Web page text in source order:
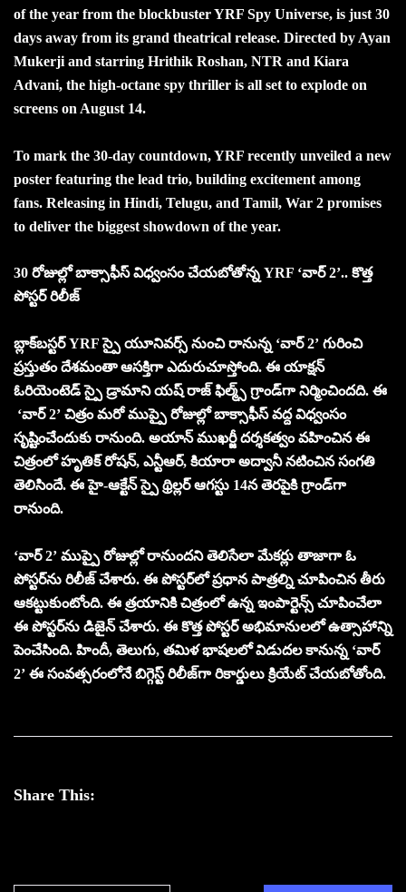
of the year from the blockbuster YRF Spy Universe, is just 30
days away from its grand theatrical release. Directed by Ayan
Mukerji and starring Hrithik Roshan, NTR and Kiara
Advani, the high-octane spy thriller is all set to explode on
screens on August 14.
To mark the 30-day countdown, YRF recently unveiled a new
poster featuring the lead trio, building excitement among
fans. Releasing in Hindi, Telugu, and Tamil, War 2 promises
to deliver the biggest showdown of the year.
30 రోజుల్లో బాక్సాఫీస్ విధ్వంసం చేయబోతోన్న YRF ‘వార్ 2’.. కొత్త
పోస్టర్ రిలీజ్
బ్లాక్‌బస్టర్ YRF స్పై యూనివర్స్ నుంచి రానున్న ‘వార్ 2’ గురించి
ప్రస్తుతం దేశమంతా ఆసక్తిగా ఎదురుచూస్తోంది. ఈ యాక్షన్
ఓరియెంటెడ్ స్పై డ్రామాని యష్ రాజ్ ఫిల్మ్స్ గ్రాండ్‌గా నిర్మించిందది. ఈ
‘వార్ 2’ చిత్రం మరో ముప్పై రోజుల్లో బాక్సాఫీస్ వద్ద విధ్వంసం
సృష్టించేందుకు రానుంది. అయాన్ ముఖర్జీ దర్శకత్వం వహించిన ఈ
చిత్రంలో హృతిక్ రోషన్, ఎన్టీఆర్, కియారా అద్వానీ నటించిన సంగతి
తెలిసిందే. ఈ హై-ఆక్టేన్ స్పై థ్రిల్లర్ ఆగస్టు 14న తెరపైకి గ్రాండ్‌గా
రానుంది.
‘వార్ 2’ ముప్పై రోజుల్లో రానుందని తెలిసేలా మేకర్లు తాజాగా ఓ
పోస్టర్‌ను రిలీజ్ చేశారు. ఈ పోస్టర్‌లో ప్రధాన పాత్రల్ని చూపించిన తీరు
ఆకట్టుకుంటోంది. ఈ త్రయానికి చిత్రంలో ఉన్న ఇంపార్టెన్స్ చూపించేలా
ఈ పోస్టర్‌ను డిజైన్ చేశారు. ఈ కొత్త పోస్టర్‌ అభిమానులలో ఉత్సాహాన్ని
పెంచేసింది. హిందీ, తెలుగు, తమిళ భాషలలో విడుదల కానున్న ‘వార్
2’ ఈ సంవత్సరంలోనే బిగ్గెస్ట్ రిలీజ్‌గా రికార్డులు క్రియేట్ చేయబోతోంది.
Share This: